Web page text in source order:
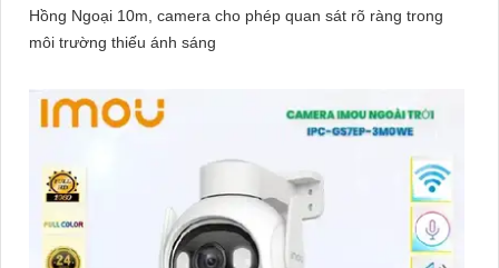
Hồng Ngoại 10m, camera cho phép quan sát rõ ràng trong
môi trường thiếu ánh sáng